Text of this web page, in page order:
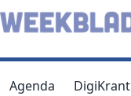
Agenda DigiKrant